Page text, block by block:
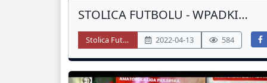
STOLICA FUTBOLU - WPADKI
(ZIMA 2022)
Stolica Futbolu 2022-04-13 584